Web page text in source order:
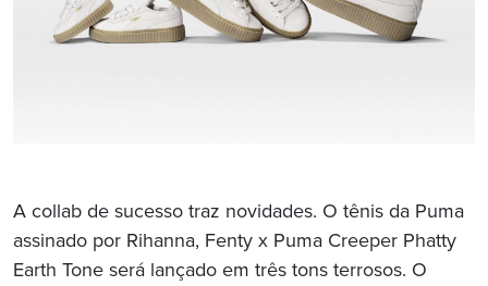
A collab de sucesso traz novidades. O tênis da Puma
assinado por Rihanna, Fenty x Puma Creeper Phatty
Earth Tone será lançado em três tons terrosos. O